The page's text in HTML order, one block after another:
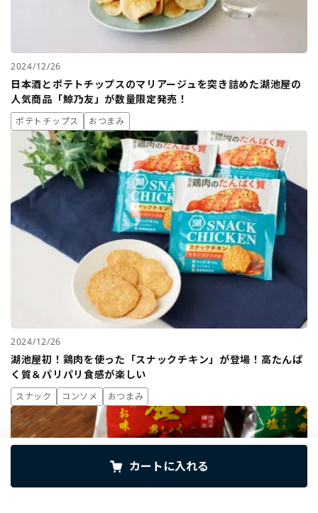
カートに入れる
2024/12/26
日本酒とポテトチップスのマリアージュを突き詰めた湖池屋の
人気商品「鯨乃友」が数量限定発売！
ポテトチップス おつまみ
2024/12/26
湖池屋初！鶏肉を使った「スナックチキン」が登場！高たんぱ
く質＆パリパリ食感が楽しい
スナック コンソメ おつまみ